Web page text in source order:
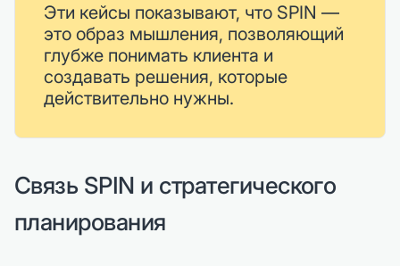
Эти кейсы показывают, что SPIN —
это образ мышления, позволяющий
глубже понимать клиента и
создавать решения, которые
действительно нужны.
Связь SPIN и стратегического
планирования